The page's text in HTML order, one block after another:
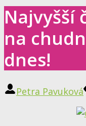
Najvyšší
na
dnes!
Petra Pavuková